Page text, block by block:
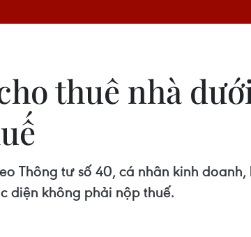
thuê nhà
Thông tư số 40, cá nhân kinh
diện không phải nộp thuế.